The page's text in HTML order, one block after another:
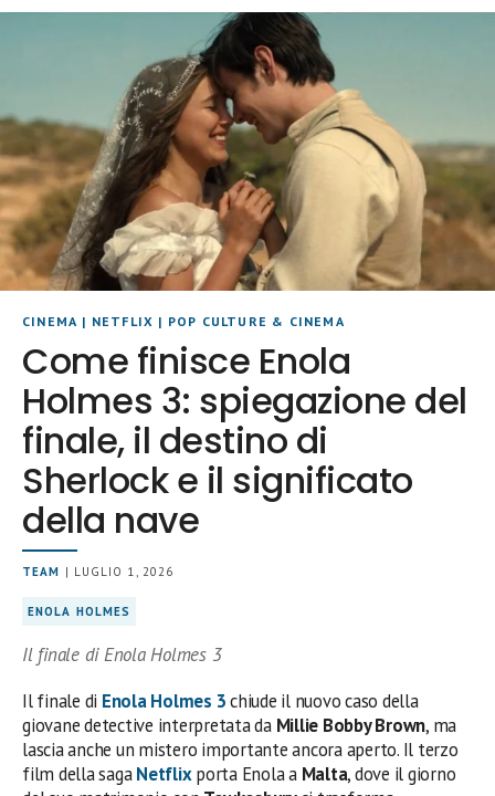
CINEMA | NETFLIX | POP CULTURE & CINEMA
Come finisce Enola
Holmes 3: spiegazione del
finale, il destino di
Sherlock e il significato
della nave
TEAM | LUGLIO 1, 2026
ENOLA HOLMES
Il finale di Enola Holmes 3
Il finale di Enola Holmes 3chiude il nuovo caso della
giovane detective interpretata da Millie Bobby Brown, ma
lascia anche un mistero importante ancora aperto. Il terzo
film della sagaNetflixporta Enola a Malta, dove il giorno